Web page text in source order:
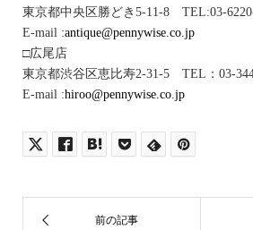
東京都中央区勝どき5-11-8 TEL:03-
E-mail :antique@pennywise.co.jp
□広尾店
東京都渋谷区恵比寿2-31-5 TEL：03-
E-mail :hiroo@pennywise.co.jp